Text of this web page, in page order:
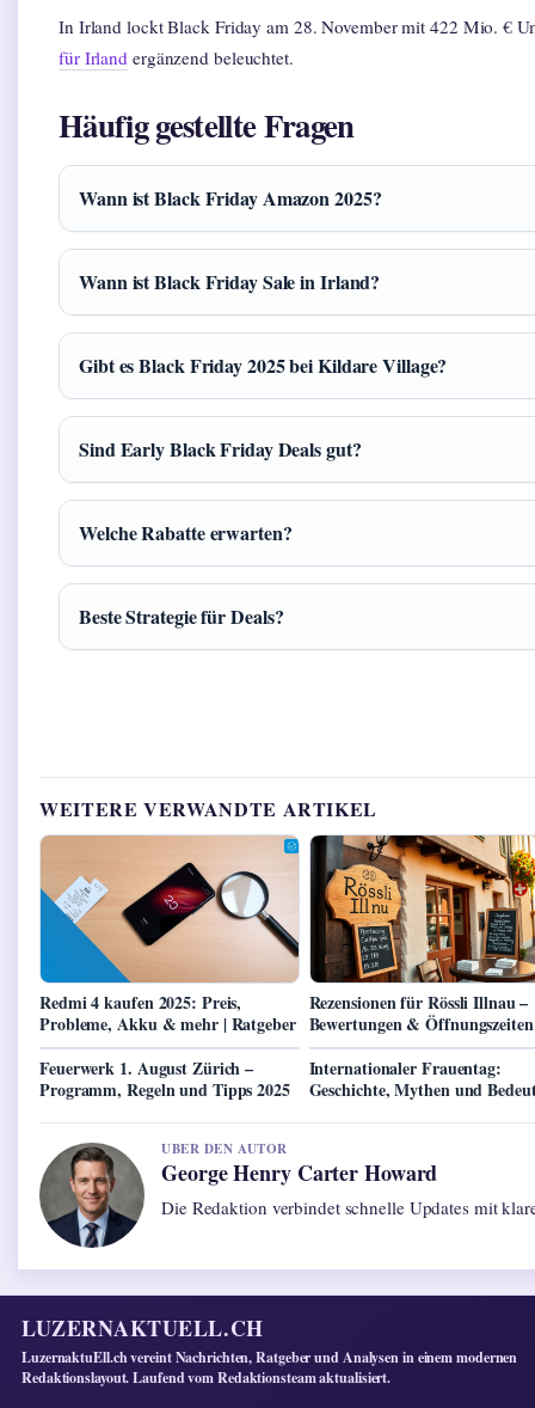
In Irland lockt Black Friday am 28. November mit 422 Mio. €
für Irland ergänzend beleuchtet.
Häufig gestellte Fragen
Wann ist Black Friday Amazon 2025?
Wann ist Black Friday Sale in Irland?
Gibt es Black Friday 2025 bei Kildare Village?
Sind Early Black Friday Deals gut?
Welche Rabatte erwarten?
Beste Strategie für Deals?
WEITERE VERWANDTE ARTIKEL
Redmi 4 kaufen 2025: Preis,
Probleme, Akku & mehr | Ratgeber
Rezensionen für Rössli Illnau –
Bewertungen & Öffnungszeiten
Feuerwerk 1. August Zürich –
Programm, Regeln und Tipps 2025
Internationaler Frauentag:
Geschichte, Mythen und
UBER DEN AUTOR
George Henry Carter Howard
Die Redaktion verbindet schnelle Updates mit
LUZERNAKTUELL.CH
LuzernaktuEll.ch vereint Nachrichten, Ratgeber und Analysen in einem modernen
Redaktionslayout. Laufend vom Redaktionsteam aktualisiert.